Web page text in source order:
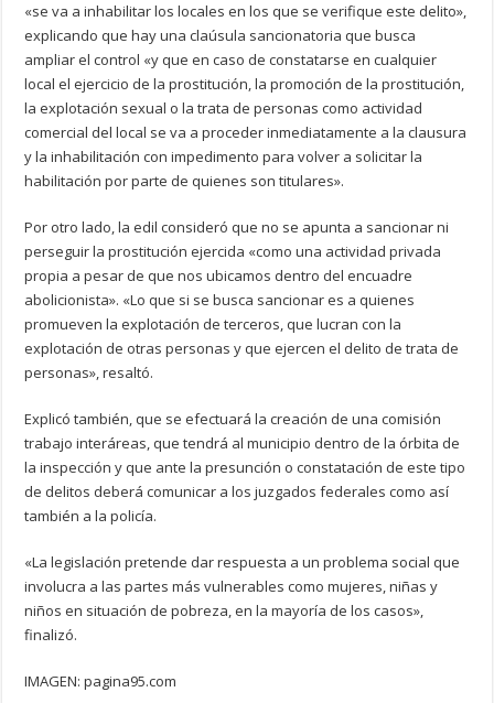
«se va a inhabilitar los locales en los que se verifique este delito»,
explicando que hay una claúsula sancionatoria que busca
ampliar el control «y que en caso de constatarse en cualquier
local el ejercicio de la prostitución, la promoción de la prostitución,
la explotación sexual o la trata de personas como actividad
comercial del local se va a proceder inmediatamente a la clausura
y la inhabilitación con impedimento para volver a solicitar la
habilitación por parte de quienes son titulares».
Por otro lado, la edil consideró que no se apunta a sancionar ni
perseguir la prostitución ejercida «como una actividad privada
propia a pesar de que nos ubicamos dentro del encuadre
abolicionista». «Lo que si se busca sancionar es a quienes
promueven la explotación de terceros, que lucran con la
explotación de otras personas y que ejercen el delito de trata de
personas», resaltó.
Explicó también, que se efectuará la creación de una comisión
trabajo interáreas, que tendrá al municipio dentro de la órbita de
la inspección y que ante la presunción o constatación de este tipo
de delitos deberá comunicar a los juzgados federales como así
también a la policía.
«La legislación pretende dar respuesta a un problema social que
involucra a las partes más vulnerables como mujeres, niñas y
niños en situación de pobreza, en la mayoría de los casos»,
finalizó.
IMAGEN: pagina95.com